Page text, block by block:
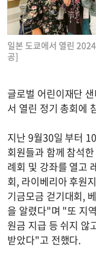
일본 도쿄에서 열린
공]
글로벌 어린이재단
서 열린 정기 총회에
지난 9월30일 부터
회원들과 함께 참석
례회 및 강좌를 열고
회, 라이베리아 후원
기금모금 걷기대회,
을 알렸다"며 "또 지
원금 지급 등 쉬지 않
받았다"고 전했다.